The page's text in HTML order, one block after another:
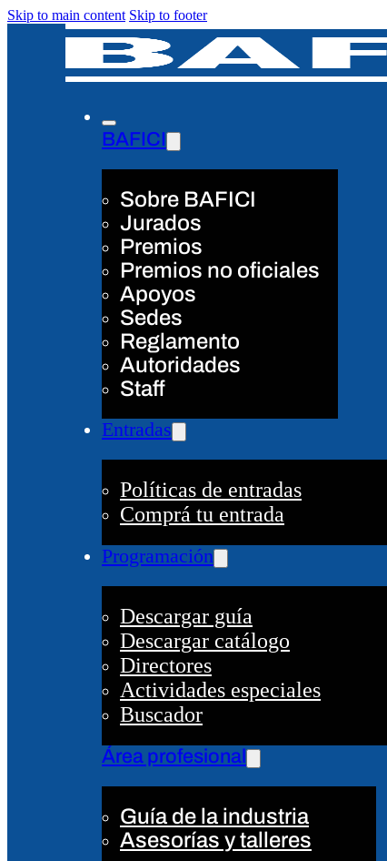
Skip to main content Skip to footer
BAFICI
Sobre BAFICI
Jurados
Premios
Premios no oficiales
Apoyos
Sedes
Reglamento
Autoridades
Staff
Entradas
Políticas de entradas
Comprá tu entrada
Programación
Descargar guía
Descargar catálogo
Directores
Actividades especiales
Buscador
Área profesional
Guía de la industria
Asesorías y talleres